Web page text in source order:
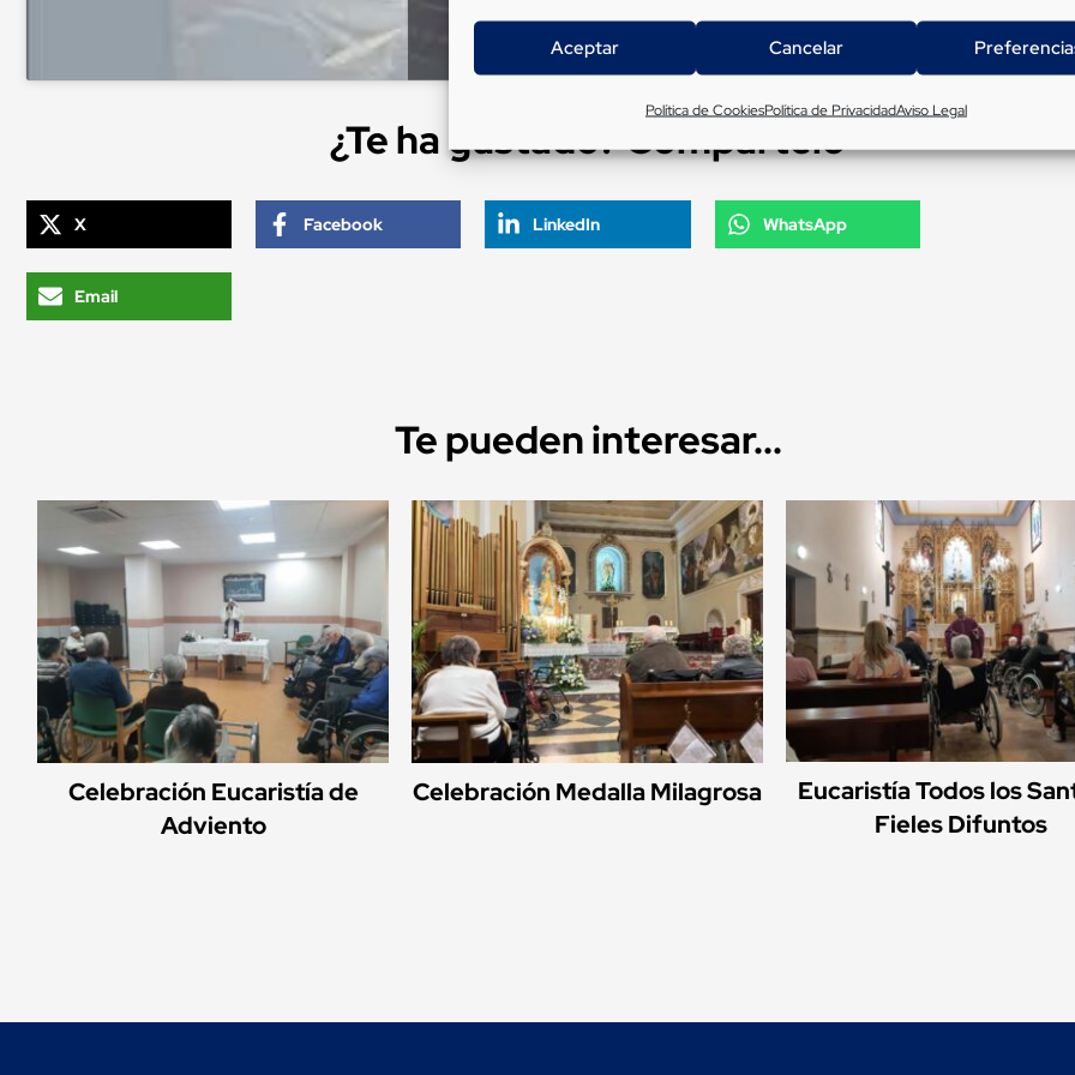
Aceptar Cancelar
Política de CookiesPolítica de PrivacidadAviso Legal
¿Te ha gustado? Compártelo
X Facebook LinkedIn WhatsApp
Email
Te pueden interesar...
Celebración Eucaristía de
Adviento
Celebración Medalla Milagrosa
Eucaristía Todos los
Fieles Difuntos